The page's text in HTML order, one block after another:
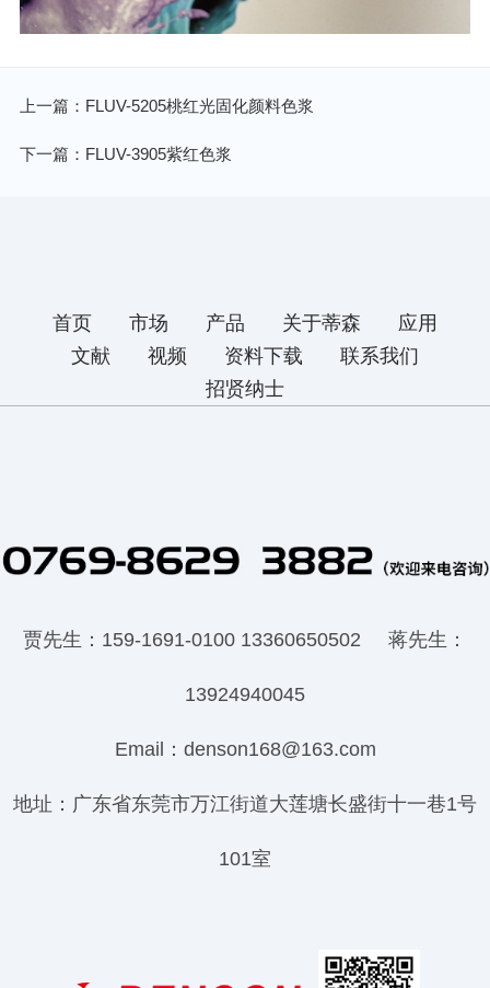
上一篇：FLUV-5205桃红光固化颜料色浆
下一篇：FLUV-3905紫红色浆
首页 市场 产品 关于蒂森
应用
文献
视频 资料下载
联系我们
招贤纳士
贾先生：159-1691-0100 13360650502 蒋先生：
13924940045
Email：denson168@163.com
地址：广东省东莞市万江街道大莲塘长盛街十一巷1号
101室